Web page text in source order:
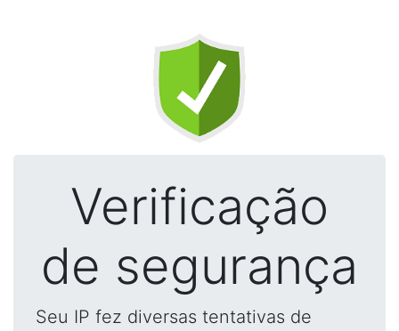
Verificação
de segurança
Seu IP fez diversas tentativas de